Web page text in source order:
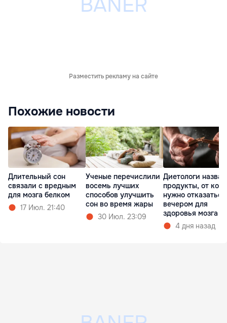
Разместить рекламу на сайте
Похожие новости
Длительный сон
связали с вредным
для мозга белком
17 Июл. 21:40
Ученые перечислили
восемь лучших
способов улучшить
сон во время жары
30 Июл. 23:09
Диетологи
продукты, от
нужно отказаться
вечером для
здоровья мозга
4 дня назад